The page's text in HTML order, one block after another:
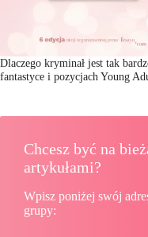
Dlaczego kryminał jest tak
fantastyce i pozycjach Young
Chcesz być na
artykułami?
Wpisz poniżej swój
grupy: